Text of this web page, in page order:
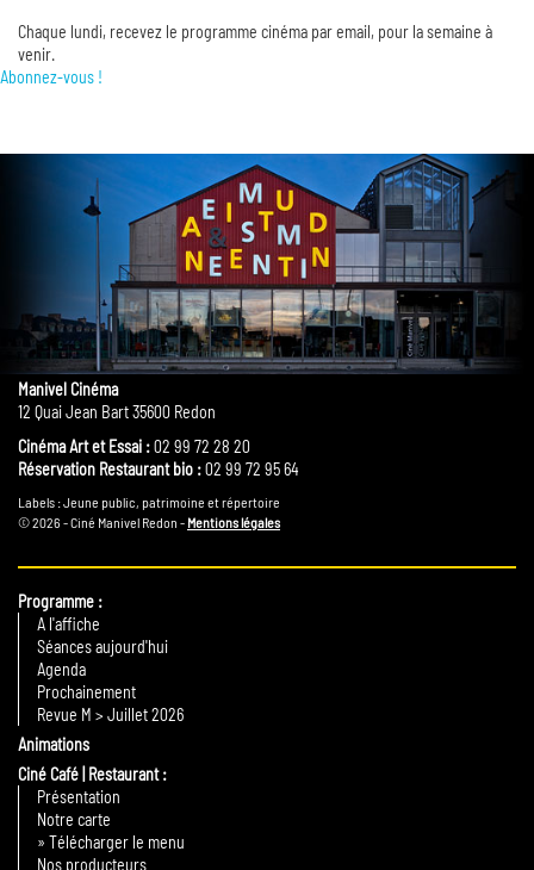
Chaque lundi, recevez le programme cinéma par email, pour la semaine à
venir.
Abonnez-vous !
Manivel Cinéma
12 Quai Jean Bart 35600 Redon
Cinéma Art et Essai :02 99 72 28 20
Réservation Restaurant bio :02 99 72 95 64
Labels : Jeune public, patrimoine et répertoire
© 2026 - Ciné Manivel Redon - Mentions légales
Programme
A l'affiche
Séances aujourd'hui
Agenda
Prochainement
Revue M > Juillet 2026
Animations
Ciné Café | Restaurant
Présentation
Notre carte
» Télécharger le menu
Nos producteurs